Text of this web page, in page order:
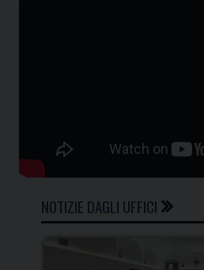
NOTIZIE DAGLI UFFICI